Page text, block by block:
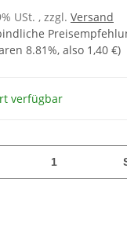
USt. , zzgl. Versand
8.81%, also 1,40 €)
verfügbar